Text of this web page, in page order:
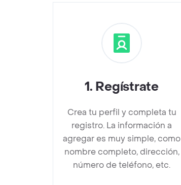
1. Regístrate
Crea tu perfil y completa tu
registro. La información a
agregar es muy simple, como
nombre completo, dirección,
número de teléfono, etc.